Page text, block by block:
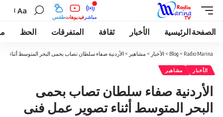
طقسفيديوهات مباشر
Aa
الصفحة الرئيسية الأخبار ثقافة المتفرقات الحظ
Radio Marina
>
Blog
> الأخبار > مشاهير > الأردنية صفاء سلطان تصاب بحمى البحر المتوسط أثناء
الأخبار مشاهير
الأردنية صفاء سلطان تصاب بحمى
البحر المتوسط أثناء تصوير عمل فنى